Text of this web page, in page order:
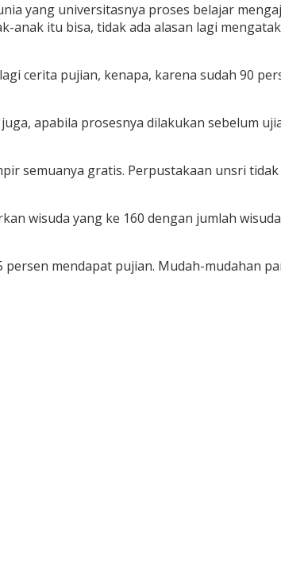
yang universitasnya proses belajar
itu bisa, tidak ada alasan lagi
cerita pujian, kenapa, karena sudah 90
apabila prosesnya dilakukan sebelum
semuanya gratis. Perpustakaan unsri
wisuda yang ke 160 dengan jumlah
mendapat pujian. Mudah-mudahan